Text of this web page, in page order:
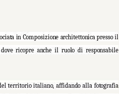
in Composizione architettonica presso il
ricopre anche il ruolo di responsabile
territorio italiano, affidando alla fotografia